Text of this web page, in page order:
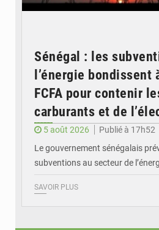
Sénégal : les
l’énergie
FCFA pour contenir
carburants et de
5 août 2026
Publié à 17h52
Le gouvernement sénégalais
subventions au secteur de
SAVOIR PLUS